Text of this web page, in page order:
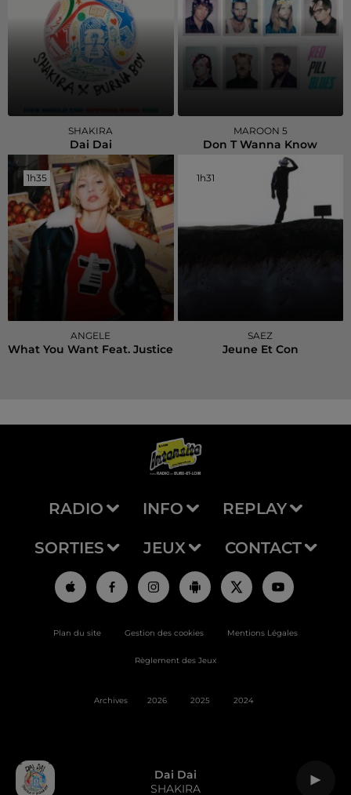
Dai Dai
SHAKIRA
SHAKIRA
Dai Dai
MAROON 5
Don T Wanna Know
1h35
1h35
ANGELE
What You Want Feat. Justice
1h31
1h31
SAEZ
Jeune Et Con
RADIO INFO REPLAY
SORTIES JEUX CONTACT
Plan du site Gestion des cookies Mentions Légales
Règlement des Jeux
Archives 2026 2025 2024